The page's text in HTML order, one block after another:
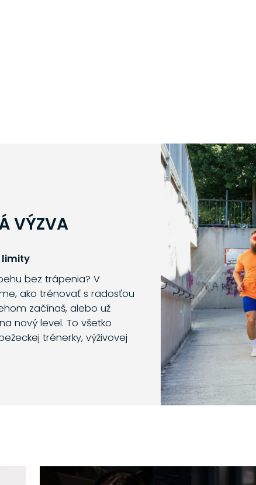
VÝZVA
limity
bez trápenia? V
ako trénovať s radosťou
začínaš, alebo už
nový level. To všetko
trénerky, výživovej